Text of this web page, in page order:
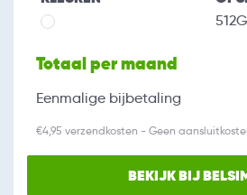
Totaal per maand
Eenmalige bijbetaling
€4,95 verzendkosten - Geen
BEKIJK BIJ